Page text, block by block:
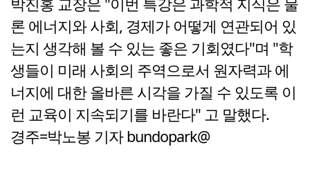
박진홍 교장은 "이번 특강은 과학적 지식은 물
론 에너지와 사회, 경제가 어떻게 연관되어 있
는지 생각해 볼 수 있는 좋은 기회였다"며 "학
생들이 미래 사회의 주역으로서 원자력과 에
너지에 대한 올바른 시각을 가질 수 있도록 이
런 교육이 지속되기를 바란다" 고 말했다.
경주=박노봉 기자 bundopark@